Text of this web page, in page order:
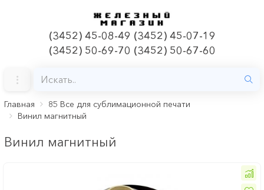
(3452) 45-08-49 (3452) 45-07-19
(3452) 50-69-70 (3452) 50-67-60
Главная
85 Все для сублимационной печати
Винил магнитный
Винил магнитный